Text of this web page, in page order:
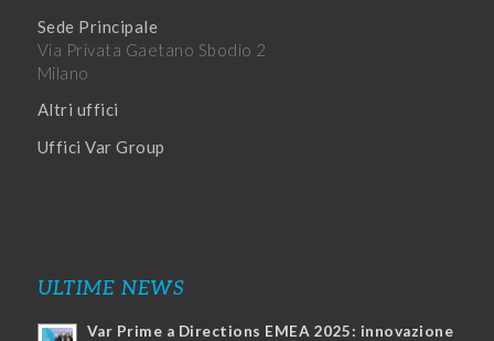
Sede Principale
Via Privata Gaetano Sbodio 2
Milano
Altri uffici
Uffici Var Group
ULTIME NEWS
Var Prime a Directions EMEA 2025: innovazione